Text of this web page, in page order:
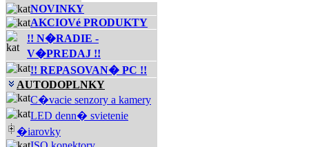
NOVINKY
AKCIOVé PRODUKTY
!! N�RADIE -
V�PREDAJ !!
!! REPASOVAN� PC !!
AUTODOPLNKY
C�vacie senzory a kamery
LED denn� svietenie
�iarovky